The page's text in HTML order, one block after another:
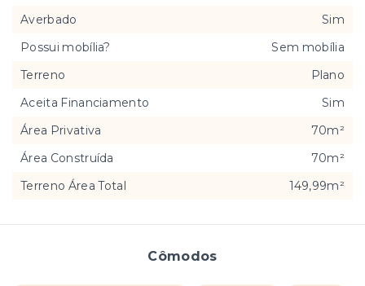
Cômodos
Averbado
Sim
Possui mobília?
Sem mobília
Terreno
Plano
Aceita Financiamento
Sim
Área Privativa
70m²
Área Construída
70m²
Terreno Área Total
149,99m²